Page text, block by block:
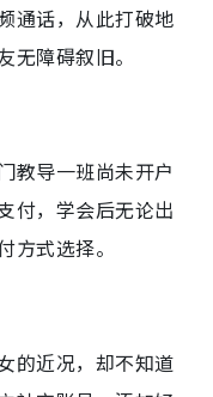
通话，从此打破地
障碍叙旧。
教导一班尚未开户
付，学会后无论出
方式选择。
的近况，却不知道